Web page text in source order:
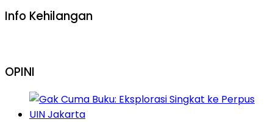
Info Kehilangan
OPINI